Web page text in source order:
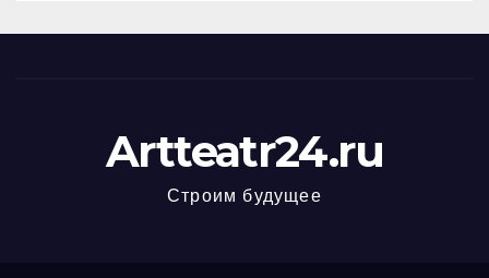
Artteatr24.ru
Строим будущее